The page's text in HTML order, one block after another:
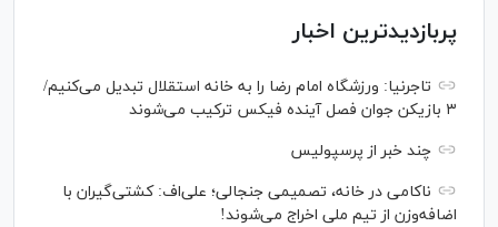
پربازدیدترین اخبار
تاجرنیا: ورزشگاه امام رضا را به خانه استقلال تبدیل می‌کنیم/
۳ بازیکن جوان فصل آینده فیکس ترکیب می‌شوند
چند خبر از پرسپولیس
ناکامی در خانه، تصمیمی جنجالی؛ علی‌اف: کشتی‌گیران با
اضافه‌وزن از تیم ملی اخراج می‌شوند!